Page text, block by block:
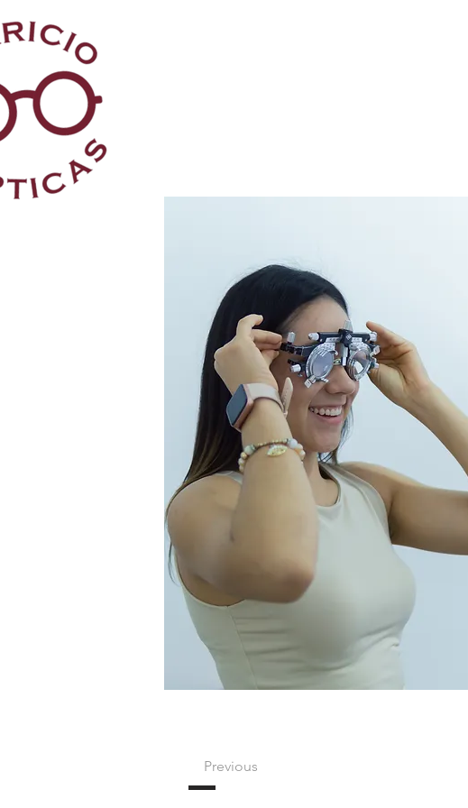
Previous